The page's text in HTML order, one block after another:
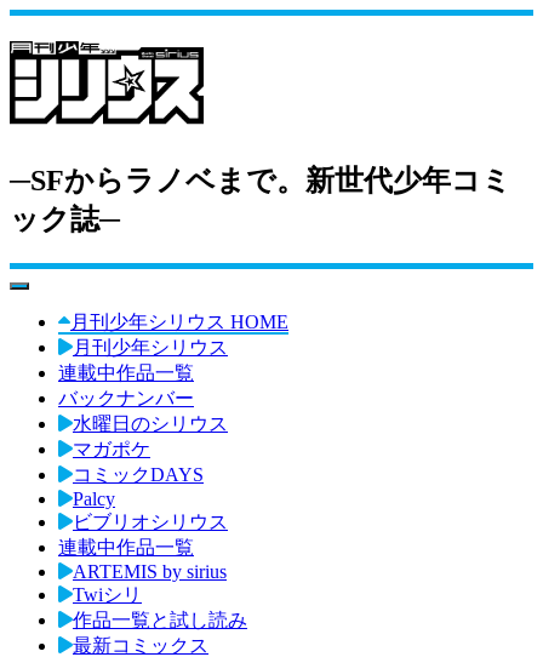
─SFからラノベまで。新世代少年コミ
ック誌─
toggle navigation
月刊少年シリウス HOME
月刊少年シリウス
連載中作品一覧
バックナンバー
水曜日のシリウス
マガポケ
コミックDAYS
Palcy
ビブリオシリウス
連載中作品一覧
ARTEMIS by sirius
Twiシリ
作品一覧と試し読み
最新コミックス